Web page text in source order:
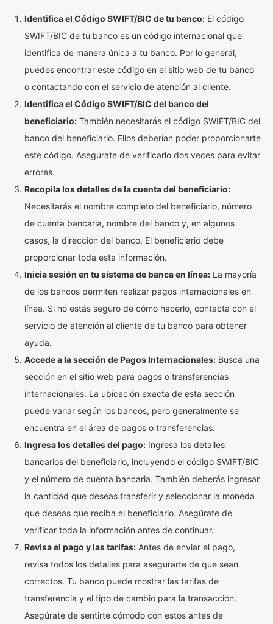
Identifica el Código SWIFT/BIC de tu banco: El código
SWIFT/BIC de tu banco es un código internacional que
identifica de manera única a tu banco. Por lo general,
puedes encontrar este código en el sitio web de tu banco
o contactando con el servicio de atención al cliente.
Identifica el Código SWIFT/BIC del banco del
beneficiario: También necesitarás el código SWIFT/BIC del
banco del beneficiario. Ellos deberían poder proporcionarte
este código. Asegúrate de verificarlo dos veces para evitar
errores.
Recopila los detalles de la cuenta del beneficiario:
Necesitarás el nombre completo del beneficiario, número
de cuenta bancaria, nombre del banco y, en algunos
casos, la dirección del banco. El beneficiario debe
proporcionar toda esta información.
Inicia sesión en tu sistema de banca en línea: La mayoría
de los bancos permiten realizar pagos internacionales en
línea. Si no estás seguro de cómo hacerlo, contacta con el
servicio de atención al cliente de tu banco para obtener
ayuda.
Accede a la sección de Pagos Internacionales: Busca una
sección en el sitio web para pagos o transferencias
internacionales. La ubicación exacta de esta sección
puede variar según los bancos, pero generalmente se
encuentra en el área de pagos o transferencias.
Ingresa los detalles del pago: Ingresa los detalles
bancarios del beneficiario, incluyendo el código SWIFT/BIC
y el número de cuenta bancaria. También deberás ingresar
la cantidad que deseas transferir y seleccionar la moneda
que deseas que reciba el beneficiario. Asegúrate de
verificar toda la información antes de continuar.
Revisa el pago y las tarifas: Antes de enviar el pago,
revisa todos los detalles para asegurarte de que sean
correctos. Tu banco puede mostrar las tarifas de
transferencia y el tipo de cambio para la transacción.
Asegúrate de sentirte cómodo con estos antes de